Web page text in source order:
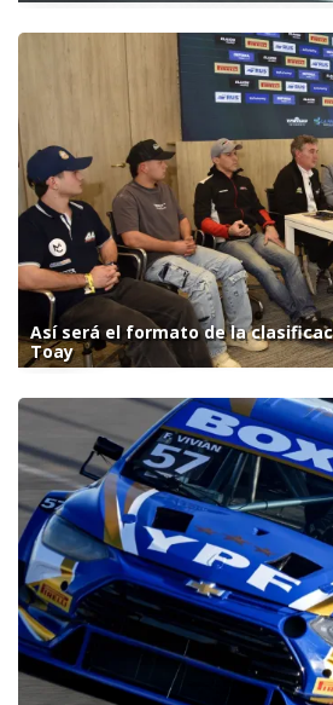
Así será el formato de la
Toay